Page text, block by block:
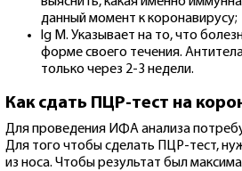
данный момент к коронавирусу;
lg M. Указывает на то, что
форме своего течения.
только через 2-3 недели.
Как сдать ПЦР-тест на
Для проведения ИФА анализа
Для того чтобы сделать ПЦР-тест,
из носа. Чтобы результат был